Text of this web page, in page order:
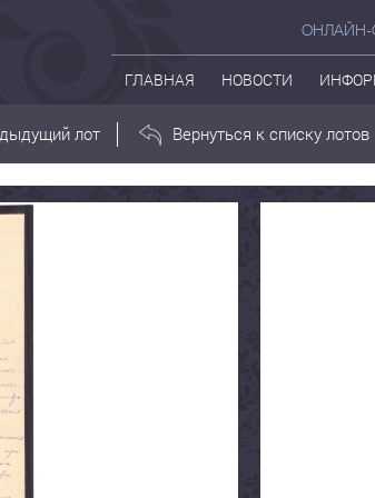
ОНЛАЙН-
ГЛАВНАЯ НОВОСТИ
лот Вернуться к списку лотов